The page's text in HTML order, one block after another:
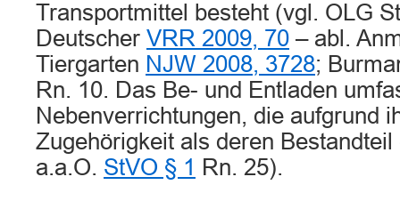
Transportmittel besteht (vgl. OLG
Deutscher VRR 2009, 70 – abl.
Tiergarten NJW 2008, 3728;
Rn. 10. Das Be- und Entladen
Nebenverrichtungen, die aufgrund
Zugehörigkeit als deren
a.a.O. StVO § 1
Rn. 25).